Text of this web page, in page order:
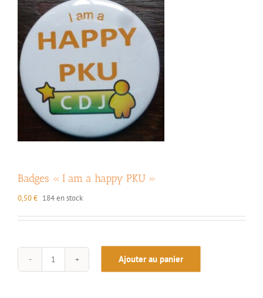
Badges « I am a happy PKU »
0,50€ 184 en stock
quantité
Ajouter au panier